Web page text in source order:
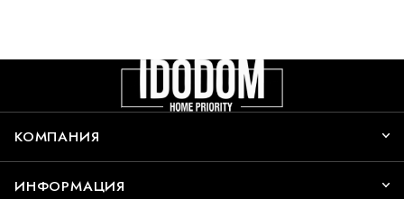
КОМПАНИЯ
ИНФОРМАЦИЯ